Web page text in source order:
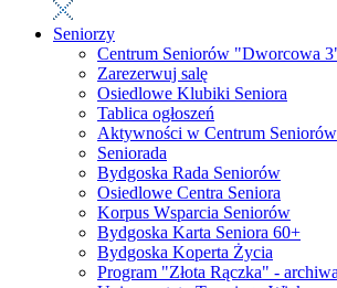
Seniorzy
Centrum Seniorów "Dworcowa
Zarezerwuj salę
Osiedlowe Klubiki Seniora
Tablica ogłoszeń
Aktywności w Centrum Seniorów
Seniorada
Bydgoska Rada Seniorów
Osiedlowe Centra Seniora
Korpus Wsparcia Seniorów
Bydgoska Karta Seniora 60+
Bydgoska Koperta Życia
Program "Złota Rączka" -